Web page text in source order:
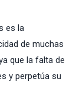
es la
de muchas
que la falta de
y perpetúa su